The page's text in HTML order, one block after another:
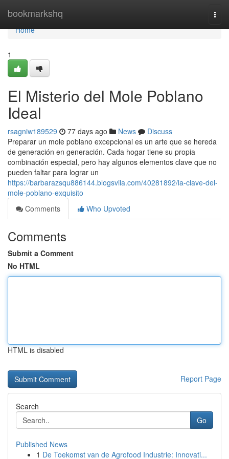
bookmarkshq
Home
Home
1
El Misterio del Mole Poblano
Ideal
rsagniw189529 77 days ago News
Discuss
Preparar un mole poblano excepcional es un arte que se hereda
de generación en generación. Cada hogar tiene su propia
combinación especial, pero hay algunos elementos clave que no
pueden faltar para lograr un
https://barbarazsqu886144.blogsvila.com/40281892/la-clave-del-
mole-poblano-exquisito
Comments
Who Upvoted
Comments
Submit a Comment
No HTML
HTML is disabled
Report Page
Search
Go
Published News
1 De Toekomst van de Agrofood Industrie: Innovati...